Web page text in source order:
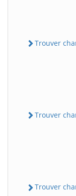
Trouver
Trouver
Trouver